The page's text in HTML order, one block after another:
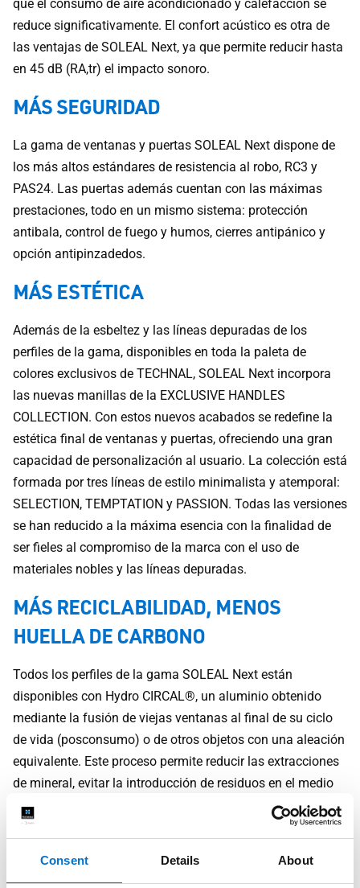
Consent Details About
que el consumo de aire acondicionado y calefacción se
reduce significativamente. El confort acústico es otra de
las ventajas de SOLEAL Next, ya que permite reducir hasta
en 45 dB (RA,tr) el impacto sonoro.
MÁS SEGURIDAD
La gama de ventanas y puertas SOLEAL Next dispone de
los más altos estándares de resistencia al robo, RC3 y
PAS24. Las puertas además cuentan con las máximas
prestaciones, todo en un mismo sistema: protección
antibala, control de fuego y humos, cierres antipánico y
opción antipinzadedos.
MÁS ESTÉTICA
Además de la esbeltez y las líneas depuradas de los
perfiles de la gama, disponibles en toda la paleta de
colores exclusivos de TECHNAL, SOLEAL Next incorpora
las nuevas manillas de la EXCLUSIVE HANDLES
COLLECTION. Con estos nuevos acabados se redefine la
estética final de ventanas y puertas, ofreciendo una gran
capacidad de personalización al usuario. La colección está
formada por tres líneas de estilo minimalista y atemporal:
SELECTION, TEMPTATION y PASSION. Todas las versiones
se han reducido a la máxima esencia con la finalidad de
ser fieles al compromiso de la marca con el uso de
materiales nobles y las líneas depuradas.
MÁS RECICLABILIDAD, MENOS
HUELLA DE CARBONO
Todos los perfiles de la gama SOLEAL Next están
disponibles con Hydro CIRCAL®, un aluminio obtenido
mediante la fusión de viejas ventanas al final de su ciclo
de vida (posconsumo) o de otros objetos con una aleación
equivalente. Este proceso permite reducir las extracciones
de mineral, evitar la introducción de residuos en el medio
natural, reducir el consumo de energía del proceso
productivo y limitar las emisiones de CO2 en la atmósfera.
medio ambiente que el aluminio primario y que el aluminio